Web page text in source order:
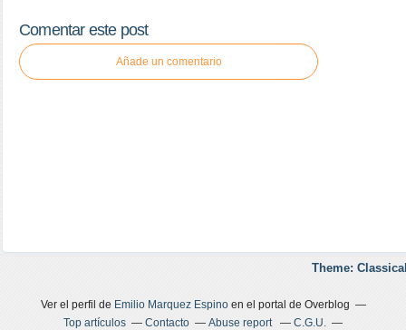
Comentar este post
Añade un comentario
Theme:
Ver el perfil de Emilio Marquez Espinoen el portal de Overblog
Top artículos
Contacto Abuse report
C.G.U.